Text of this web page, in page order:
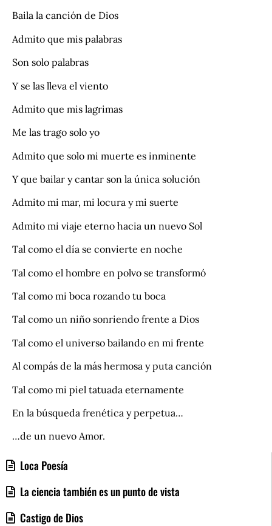
Loca Poesía
La ciencia también es un punto de vista
Castigo de Dios
Baila la canción de Dios
Admito que mis palabras
Son solo palabras
Y se las lleva el viento
Admito que mis lagrimas
Me las trago solo yo
Admito que solo mi muerte es inminente
Y que bailar y cantar son la única solución
Admito mi mar, mi locura y mi suerte
Admito mi viaje eterno hacia un nuevo Sol
Tal como el día se convierte en noche
Tal como el hombre en polvo se transformó
Tal como mi boca rozando tu boca
Tal como un niño sonriendo frente a Dios
Tal como el universo bailando en mi frente
Al compás de la más hermosa y puta canción
Tal como mi piel tatuada eternamente
En la búsqueda frenética y perpetua…
…de un nuevo Amor.